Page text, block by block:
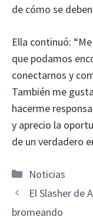
de cómo se
Ella continuó:
que podamos
conectarnos y
También me
hacerme
y aprecio la
de un verdadero
Categorías
Noticias
El Slasher de
bromeando